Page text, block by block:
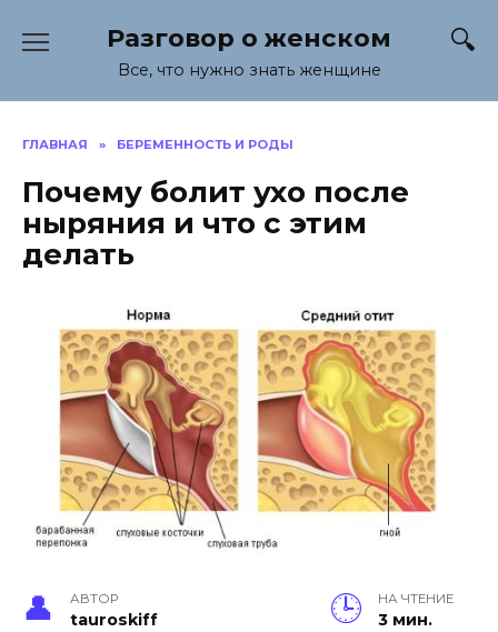
содержанию
Разговор о женском
Все, что нужно знать женщине
ГЛАВНАЯ » БЕРЕМЕННОСТЬ И РОДЫ
Почему болит ухо после
ныряния и что с этим
делать
АВТОР
tauroskiff
НА ЧТЕНИЕ
3 мин.